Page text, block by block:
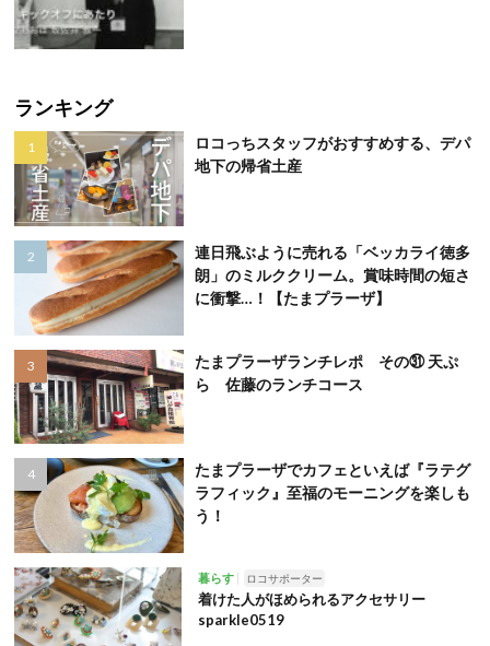
ランキング
ロコっちスタッフがおすすめする、デパ
地下の帰省土産
連日飛ぶように売れる「ベッカライ徳多
朗」のミルククリーム。賞味時間の短さ
に衝撃…！【たまプラーザ】
たまプラーザランチレポ その㉛ 天ぷ
ら 佐藤のランチコース
たまプラーザでカフェといえば『ラテグ
ラフィック』至福のモーニングを楽しも
う！
暮らす ロコサポーター
着けた人がほめられるアクセサリー
sparkle0519